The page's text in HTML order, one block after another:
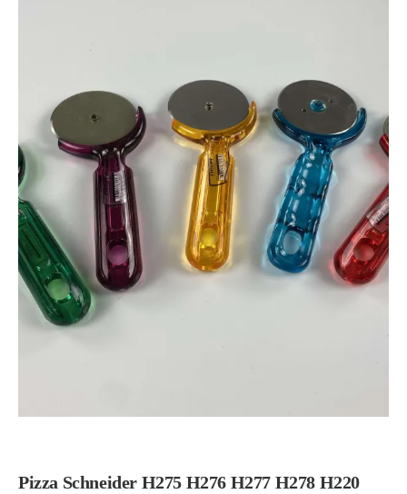
Pizza Schneider H275 H276 H277 H278 H220